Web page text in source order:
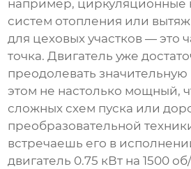
например, циркуляционные
систем отопления или
для цеховых участков — это
точка. Двигатель уже
преодолевать значительную
этом не настолько мощный,
сложных схем пуска или
преобразовательной
встречаешь его в
двигатель 0.75 кВт на 1500